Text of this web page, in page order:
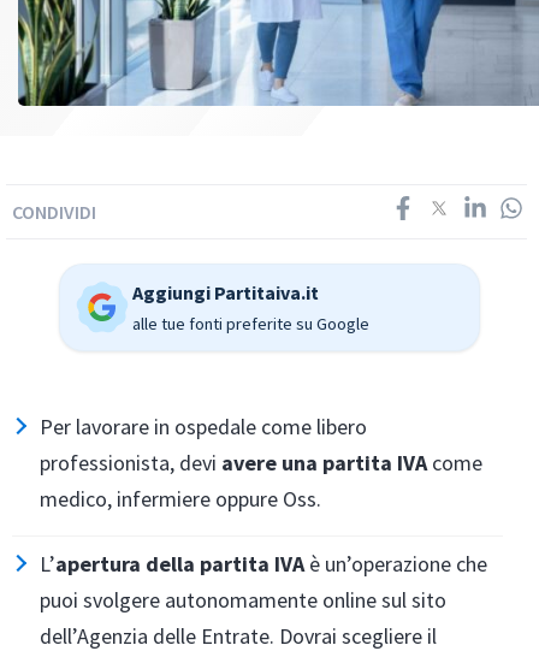
CONDIVIDI
Aggiungi Partitaiva.it
alle tue fonti preferite su Google
Per lavorare in ospedale come libero
professionista, devi avere una partita IVAcome
medico, infermiere oppure Oss.
L’apertura della partita IVAè un’operazione che
puoi svolgere autonomamente online sul sito
dell’Agenzia delle Entrate. Dovrai scegliere il